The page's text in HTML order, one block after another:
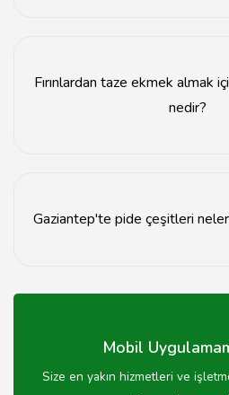
Fırınlardan taze ekmek almak
nedir?
Gaziantep'te pide çeşitleri
çeşitli pide çeşitleri
Mobil
Size en yakın hizmetleri ve